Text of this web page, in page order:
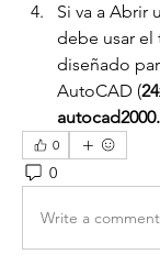
Si va a Abrir
debe usar el
diseñado
AutoCAD (
0
0
Write a